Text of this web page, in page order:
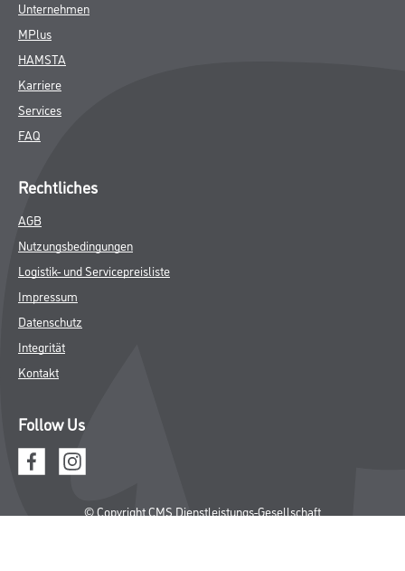
Unternehmen
MPlus
HAMSTA
Karriere
Services
FAQ
Rechtliches
AGB
Nutzungsbedingungen
Logistik- und Servicepreisliste
Impressum
Datenschutz
Integrität
Kontakt
Follow Us
© Copyright CMS Dienstleistungs-Gesellschaft